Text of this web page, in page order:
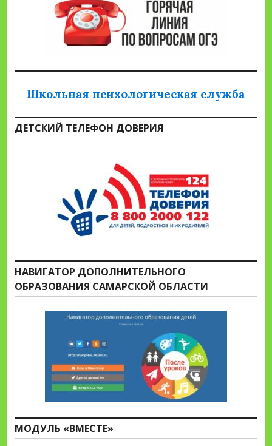
Школьная психологическая служба
ДЕТСКИЙ ТЕЛЕФОН ДОВЕРИЯ
НАВИГАТОР ДОПОЛНИТЕЛЬНОГО
ОБРАЗОВАНИЯ САМАРСКОЙ ОБЛАСТИ
МОДУЛЬ «ВМЕСТЕ»